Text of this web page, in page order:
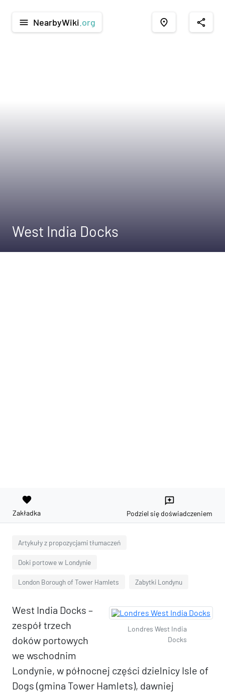
menu NearbyWiki .org place share
West India Docks
favorite
Zakładka
reviews
Podziel się doświadczeniem
Artykuły z propozycjami tłumaczeń
Doki portowe w Londynie
London Borough of Tower Hamlets Zabytki Londynu
Londres West India
Docks
West India Docks –
zespół trzech
doków portowych
we wschodnim
Londynie, w północnej części dzielnicy Isle of
Dogs (gmina Tower Hamlets), dawniej